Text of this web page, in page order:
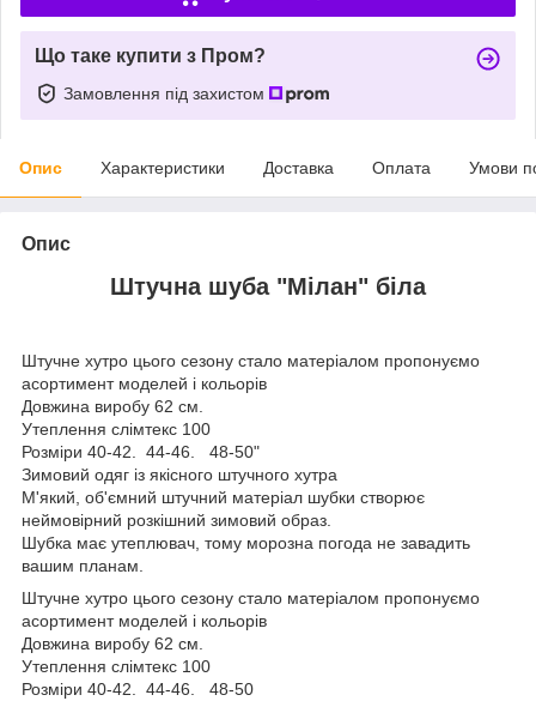
Що таке купити з Пром?
Замовлення під захистом
Опис Характеристики Доставка Оплата Умови
Опис
Штучна шуба "Мілан" біла
Штучне хутро цього сезону стало матеріалом пропонуємо
асортимент моделей і кольорів
Довжина виробу 62 см.
Утеплення слімтекс 100
Розміри 40-42. 44-46. 48-50"
Зимовий одяг із якісного штучного хутра
М'який, об'ємний штучний матеріал шубки створює
неймовірний розкішний зимовий образ.
Шубка має утеплювач, тому морозна погода не завадить
вашим планам.
Штучне хутро цього сезону стало матеріалом пропонуємо
асортимент моделей і кольорів
Довжина виробу 62 см.
Утеплення слімтекс 100
Розміри 40-42. 44-46. 48-50